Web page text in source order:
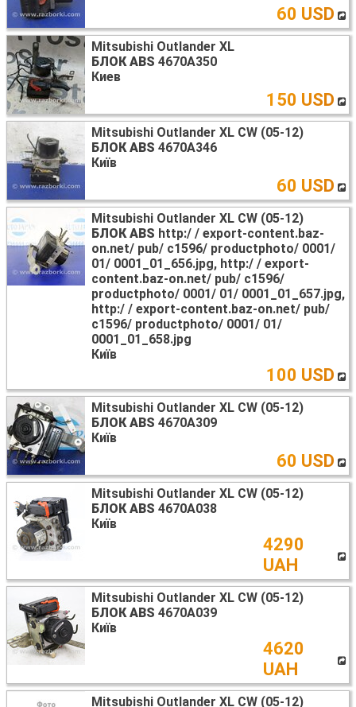
60 USD
Mitsubishi Outlander XL
БЛОК ABS 4670A350
Киев
150 USD
Mitsubishi Outlander XL CW (05-12)
БЛОК ABS 4670A346
Київ
60 USD
Mitsubishi Outlander XL CW (05-12)
БЛОК ABS http:/ / export-content.baz-
on.net/ pub/ c1596/ productphoto/ 0001/
01/ 0001_01_656.jpg, http:/ / export-
content.baz-on.net/ pub/ c1596/
productphoto/ 0001/ 01/ 0001_01_657.jpg,
http:/ / export-content.baz-on.net/ pub/
c1596/ productphoto/ 0001/ 01/
0001_01_658.jpg
Київ
100 USD
Mitsubishi Outlander XL CW (05-12)
БЛОК ABS 4670A309
Київ
60 USD
Mitsubishi Outlander XL CW (05-12)
БЛОК ABS 4670A038
Київ
4290
UAH
Mitsubishi Outlander XL CW (05-12)
БЛОК ABS 4670A039
Київ
4620
UAH
Mitsubishi Outlander XL CW (05-12)